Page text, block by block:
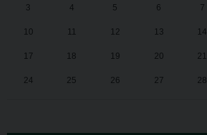
3 4 5 6 7
10 11 12 13 14
17 18 19 20 21
24 25 26 27 28